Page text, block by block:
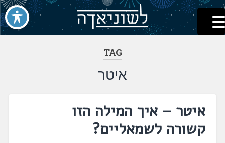
דלג
לתוכן
לשוניאדה
עברית. לשון. שפה
TAG
איטר
איטר – איך המילה הזו
קשורה לשמאליים?